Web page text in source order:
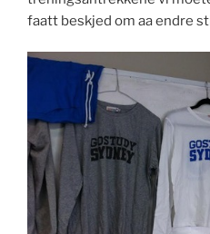
faatt beskjed om aa endre